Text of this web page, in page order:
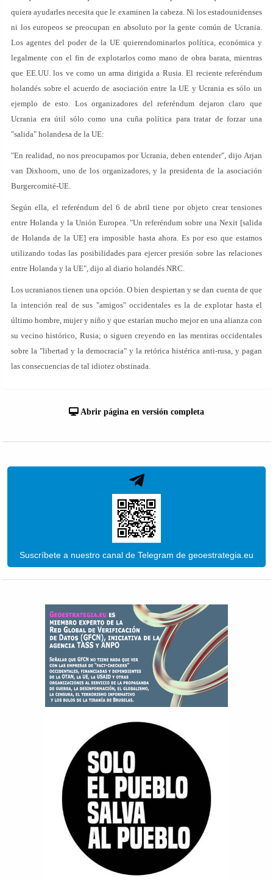
quiera ayudarles necesita que le examinen la cabeza. Ni los estadounidenses
ni los europeos se preocupan en absoluto por la gente común de Ucrania.
Los agentes del poder de la UE quierendominarlos política, económica y
legalmente con el fin de explotarlos como mano de obra barata, mientras
que EE.UU. los ve como un arma dirigida a Rusia. El reciente referéndum
holandés sobre el acuerdo de asociación entre la UE y Ucrania es sólo un
ejemplo de esto. Los organizadores del referéndum dejaron claro que
Ucrania era útil sólo como una cuña política para tratar de forzar una
"salida" holandesa de la UE:
"En realidad, no nos preocupamos por Ucrania, deben entender", dijo Arjan
van Dixhoorn, uno de los organizadores, y la presidenta de la asociación
Burgercomité-UE.
Según ella, el referéndum del 6 de abril tiene por objeto crear tensiones
entre Holanda y la Unión Europea. "Un referéndum sobre una Nexit [salida
de Holanda de la UE] era imposible hasta ahora. Es por eso que estamos
utilizando todas las posibilidades para ejercer presión sobre las relaciones
entre Holanda y la UE", dijo al diario holandés NRC.
Los ucranianos tienen una opción. O bien despiertan y se dan cuenta de que
la intención real de sus "amigos" occidentales es la de explotar hasta el
último hombre, mujer y niño y que estarían mucho mejor en una alianza con
su vecino histórico, Rusia; o siguen creyendo en las mentiras occidentales
sobre la "libertad y la democracia" y la retórica histérica anti-rusa, y pagan
las consecuencias de tal idiotez obstinada.
Abrir página en versión completa
Suscríbete a nuestro canal de Telegram de geoestrategia.eu